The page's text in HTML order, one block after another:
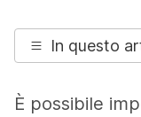
In questo
È possibile